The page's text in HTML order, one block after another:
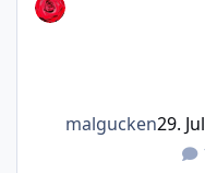
malgucken29. Jul